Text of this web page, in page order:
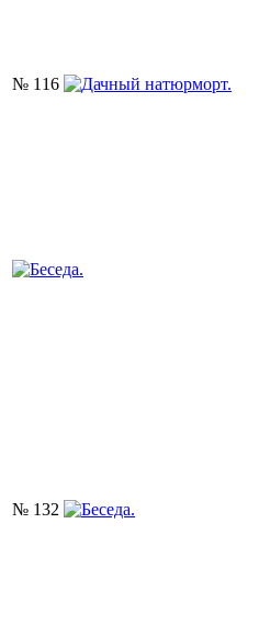
№ 116
№ 132